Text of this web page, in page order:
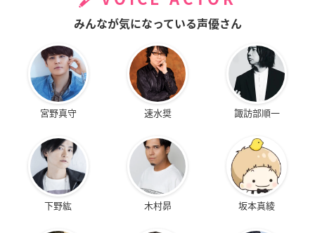
みんなが気になっている声優さん
宮野真守 速水奨 諏訪部順一
下野紘 木村昴 坂本真綾